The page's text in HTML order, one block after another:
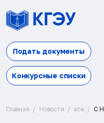
Подать документы
Конкурсные списки
Главная Новости все С